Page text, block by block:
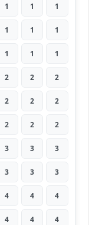
1 1 1
1 1 1
1 1 1
2 2 2
2 2 2
2 2 2
3 3 3
3 3 3
4 4 4
4 4 4